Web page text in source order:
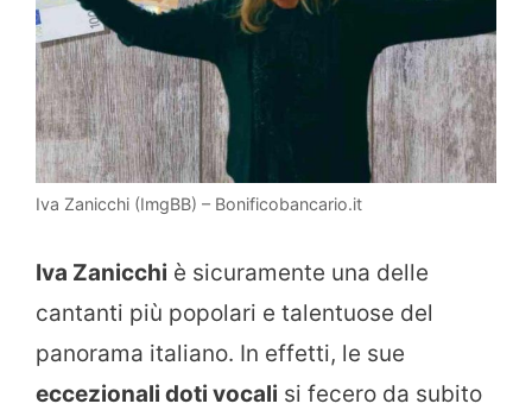
Iva Zanicchi (ImgBB) – Bonificobancario.it
Iva Zanicchi è sicuramente una delle
cantanti più popolari e talentuose del
panorama italiano. In effetti, le sue
eccezionali doti vocali si fecero da subito